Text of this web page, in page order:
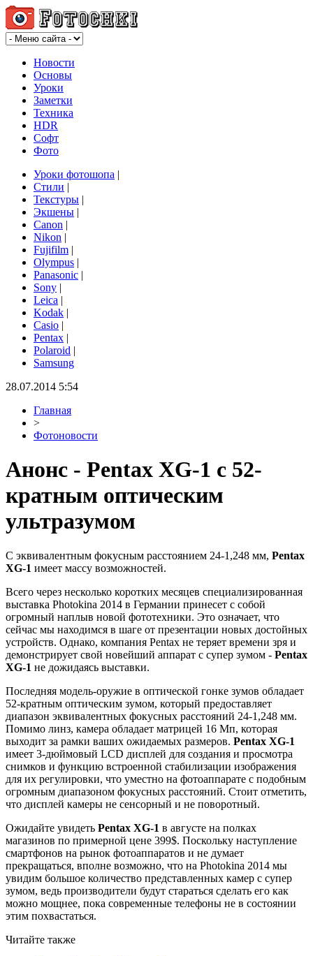
Новости
Основы
Уроки
Заметки
Техника
HDR
Софт
Фото
Уроки фотошопа |
Стили |
Текстуры |
Экшены |
Canon |
Nikon |
Fujifilm |
Olympus |
Panasonic |
Sony |
Leica |
Kodak |
Casio |
Pentax |
Polaroid |
Samsung
28.07.2014 5:54
Главная
>
Фотоновости
Анонс - Pentax XG-1 с 52-
кратным оптическим
ультразумом
С эквивалентным фокусным расстоянием 24-1,248 мм, Pentax
XG-1 имеет массу возможностей.
Всего через несколько коротких месяцев специализированная
выставка Photokina 2014 в Германии принесет с собой
огромный наплыв новой фототехники. Это означает, что
сейчас мы находимся в шаге от презентации новых достойных
устройств. Однако, компания Pentax не теряет времени зря и
демонстрирует свой новейший аппарат с супер зумом - Pentax
XG-1 не дожидаясь выставки.
Последняя модель-оружие в оптической гонке зумов обладает
52-кратным оптическим зумом, который предоставляет
диапазон эквивалентных фокусных расстояний 24-1,248 мм.
Помимо линз, камера обладает матрицей 16 Мп, которая
выходит за рамки ваших ожидаемых размеров. Pentax XG-1
имеет 3-дюймовый LCD дисплей для создания и просмотра
снимков и функцию встроенной стабилизации изображения
для их регулировки, что уместно на фотоаппарате с подобным
огромным диапазоном фокусных расстояний. Стоит отметить,
что дисплей камеры не сенсорный и не поворотный.
Ожидайте увидеть Pentax XG-1 в августе на полках
магазинов по примерной цене 399$. Поскольку наступление
смартфонов на рынок фотоаппаратов и не думает
прекращаться, вполне возможно, что на Photokina 2014 мы
увидим большое количество представленных камер с супер
зумом, ведь производители будут стараться сделать его как
можно мощнее, пока современные телефоны не в состоянии
этим похвастаться.
Читайте также